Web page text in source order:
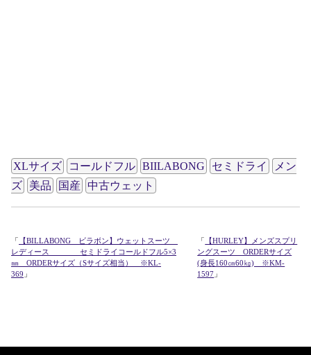
XLサイズ コールドフル BIILABONG セミドライ
メン
ズ
美品 国産 中古ウェット
「 【BILLABONG ビラボン】ウェットスーツ
レディース セミドライコールドフル5×3
㎜ ORDERサイズ（Sサイズ相当） ※KL-
369 」
「
【HURLEY】メンズスプリ
ングスーツ ORDERサイズ
(身長160㎝60㎏) ※KM-
1597 」